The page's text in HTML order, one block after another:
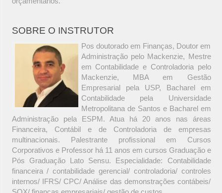
SOBRE O INSTRUTOR
Pos doutorado em Finanças, Doutor em
Administração pelo Mackenzie, Mestre
em Contabilidade e Controladoria pelo
Mackenzie, MBA em Gestão
Empresarial pela USP, Bacharel em
Contabilidade pela Universidade
Metropolitana de Santos e Bacharel em
Administração pela ESPM. Atua há 20 anos nas áreas
Financeira, Contábil e de Controladoria de empresas
multinacionais. Palestrante profissional em Cursos
Corporativos e Professor há 11 anos em cursos Graduação e
Pós Graduação Lato Sensu. Especialidade: Contabilidade
financeira / contabilidade gerencial/ controladoria/ controles
internos/ IFRS/ CPC/ Análise das demonstrações contábeis/